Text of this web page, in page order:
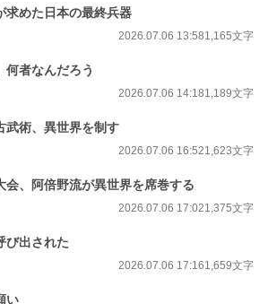
めた日本の最終兵器
2026.07.06 13:581,165文字
何者なんだろう
2026.07.06 14:181,189文字
術、異世界を制す
2026.07.06 16:521,623文字
、阿倍野流が異世界を席巻する
2026.07.06 17:021,375文字
び出された
2026.07.06 17:161,659文字
い